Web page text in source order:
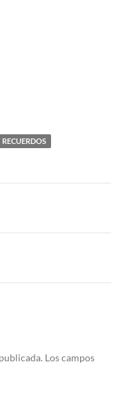
RECUERDOS
Los campos